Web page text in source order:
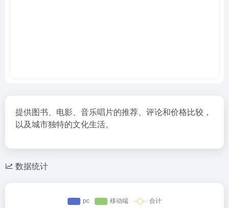
提供图书、电影、音乐唱片的推荐、评论和价格比较，
以及城市独特的文化生活。
数据统计